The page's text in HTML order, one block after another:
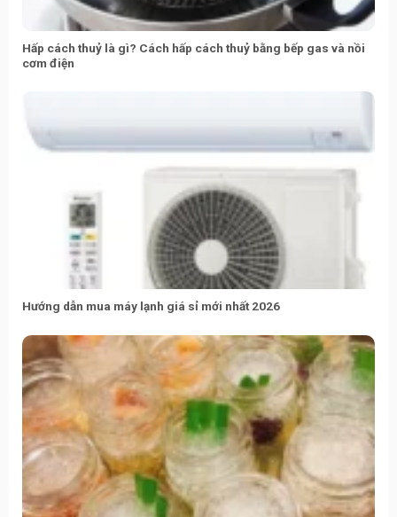
Hấp cách thuỷ là gì? Cách hấp cách thuỷ bằng bếp gas và nồi
cơm điện
Hướng dẫn mua máy lạnh giá sỉ mới nhất 2026